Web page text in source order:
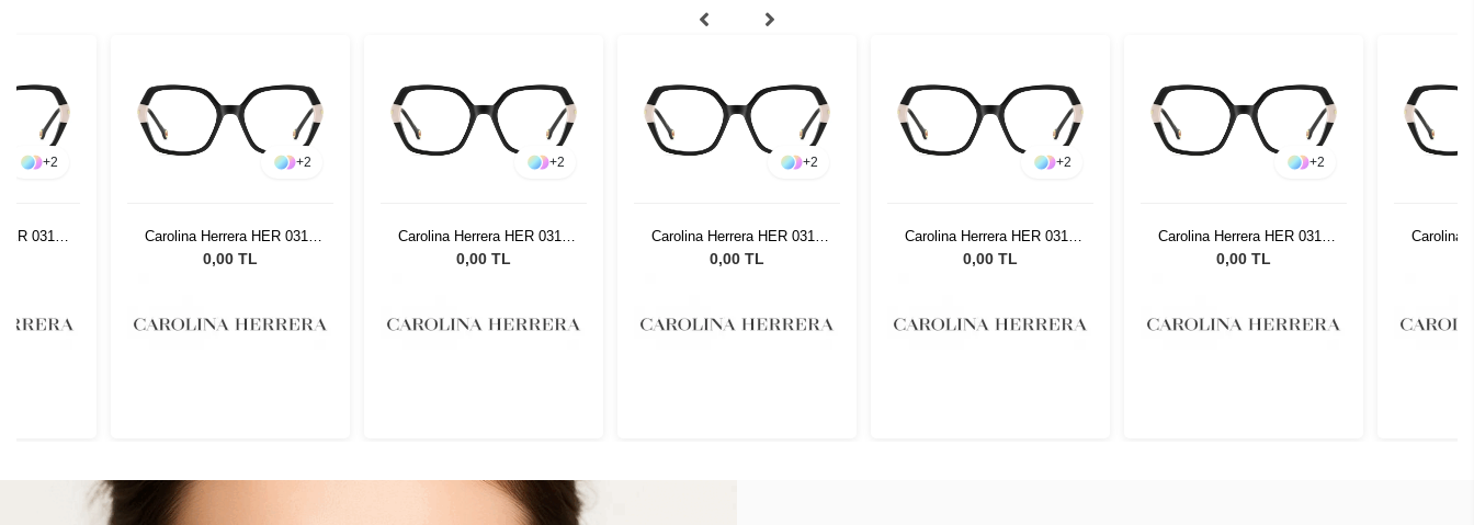
+2
0310
+2
Carolina Herrera HER 0310
80754
0,00 TL
+2
Carolina Herrera HER 0310
80754
0,00 TL
+2
Carolina Herrera HER 0310
80754
0,00 TL
+2
Carolina Herrera HER 0310
80754
0,00 TL
+2
Carolina Herrera HER 0310
80754
0,00 TL
Carolina